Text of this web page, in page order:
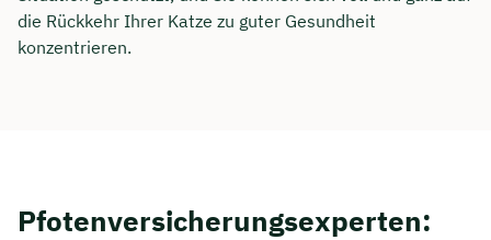
die Rückkehr Ihrer Katze zu guter Gesundheit
konzentrieren.
Pfotenversicherungsexperten: